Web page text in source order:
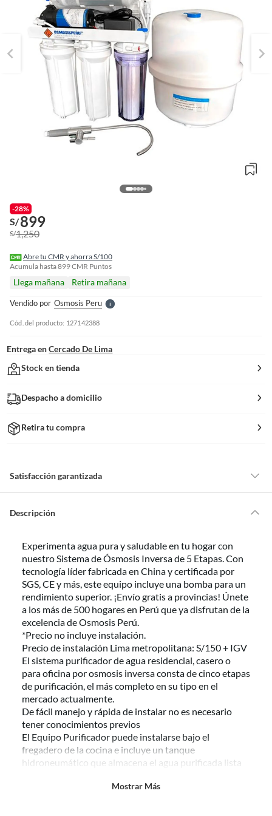
-28%
S/899
S/1,250
Abre tu CMR y ahorra S/100
Acumula hasta899CMR Puntos
Llega mañana Retira mañana
Vendido por Osmosis PeruS
l
e
r
Cód. del producto: 127142388
Entrega en Cercado De Lima
Stock en tienda
Despacho a domicilio
Retira tu compra
Satisfacción garantizada
pedido si cambias de opinión durante los primeros 30 días desde que lo
etiquetas y/o en sus cajas cerradas con los sellos originales.
Esto aplica para la mayoría de nuestros productos, sin embargo, tenemos
categorías que cuentan con plazos diferentes, otras que son más
restrictivas y algunas que, por la naturaleza de los productos, no se
pueden devolver ni cambiar. Conoce cuáles son:
No tienen devolución o cambio si cambias de opinión
Alimentos y bebidas.
Productos digitales (descarga inmediata).
Productos de segunda mano o reacondicionados.
Productos hechos o cortados a medida.
Pinturas color a pedido.
Plantas naturales.
Productos que hayan sido previamente instalados previamente
(incluye asientos de inodoro con empaque abierto).
Descripción
Experimenta agua pura y saludable en tu hogar con
nuestro Sistema de Ósmosis Inversa de 5 Etapas. Con
tecnología líder fabricada en China y certificada por
SGS, CE y más, este equipo incluye una bomba para un
rendimiento superior. ¡Envío gratis a provincias! Únete
a los más de 500 hogares en Perú que ya disfrutan de la
excelencia de Osmosis Perú.
*Precio no incluye instalación.
Precio de instalación Lima metropolitana: S/150 + IGV
El sistema purificador de agua residencial, casero o
para oficina por osmosis inversa consta de cinco etapas
de purificación, el más completo en su tipo en el
mercado actualmente.
De fácil manejo y rápida de instalar no es necesario
tener conocimientos previos
El Equipo Purificador puede instalarse bajo el
fregadero de la cocina e incluye un tanque
hidroneumático que almacena el agua purificada lista
agua de excelente calidad. Imagen referencial.
Mostrar Más